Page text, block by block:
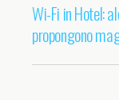
Wi-Fi in Hotel:
propongono